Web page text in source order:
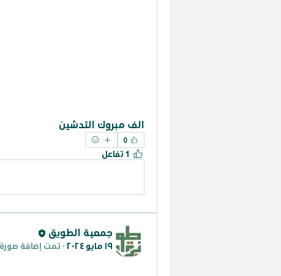
الف مبروك التدشين
0
1 تفاعل
جمعية الطويق
١٩ مايو ٢٠٢٤ · تمت إضافة